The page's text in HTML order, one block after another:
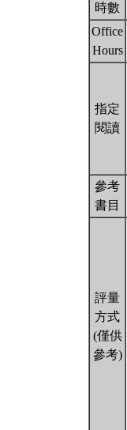
時數
Office
Hours
指定
閱讀
參考
書目
評量
方式
(僅供
參考)